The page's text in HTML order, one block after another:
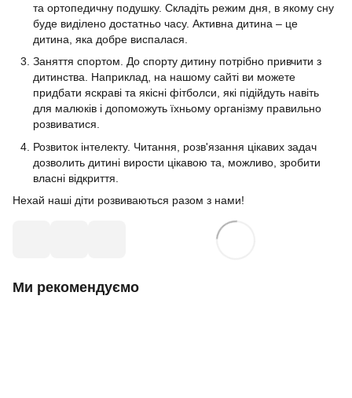
та ортопедичну подушку. Складіть режим дня, в якому сну
буде виділено достатньо часу. Активна дитина – це
дитина, яка добре виспалася.
Заняття спортом. До спорту дитину потрібно привчити з
дитинства. Наприклад, на нашому сайті ви можете
придбати яскраві та якісні фітболси, які підійдуть навіть
для малюків і допоможуть їхньому організму правильно
розвиватися.
Розвиток інтелекту. Читання, розв'язання цікавих задач
дозволить дитині вирости цікавою та, можливо, зробити
власні відкриття.
Нехай наші діти розвиваються разом з нами!
Ми рекомендуємо